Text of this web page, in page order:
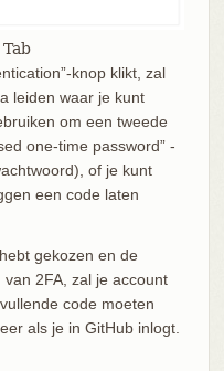
knop klikt, zal
leiden waar je kunt
om een tweede
one-time password” -
of je kunt
een code laten
gekozen en de
2FA, zal je account
code moeten
als je in GitHub inlogt.